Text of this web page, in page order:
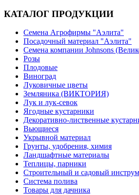
КАТАЛОГ ПРОДУКЦИИ
Семена Агрофирмы "Аэлита"
Посадочный материал "Аэлита"
Семена компании Johnsons
Розы
Плодовые
Виноград
Луковичные цветы
Земляника (ВИКТОРИЯ)
Лук и лук-севок
Ягодные кустарники
Декоративно-лиственные
Вьющиеся
Укрывной материал
Грунты, удобрения, химия
Ландшафтные материалы
Теплицы, парники
Строительный и садовый
Система полива
Товары для дачника